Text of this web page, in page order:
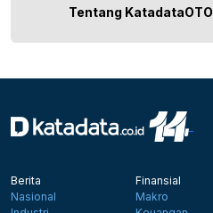
Tentang KatadataOTO
Berita
Nasional
Finansial
Makro